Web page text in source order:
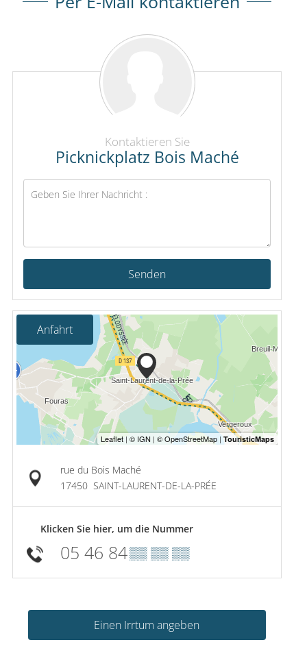
Kontaktieren Sie
Picknickplatz Bois Maché
Senden
Anfahrt
rue du Bois Maché
17450 SAINT-LAURENT-DE-LA-PRÉE
Klicken Sie hier, um die Nummer
05 46 84▒▒ ▒▒ ▒▒
Einen Irrtum angeben